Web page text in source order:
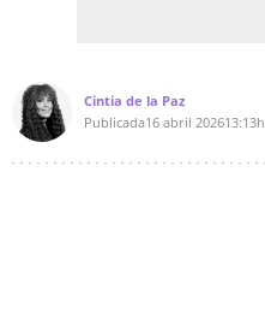
Cintia de la Paz
Publicada16 abril 202613:13h